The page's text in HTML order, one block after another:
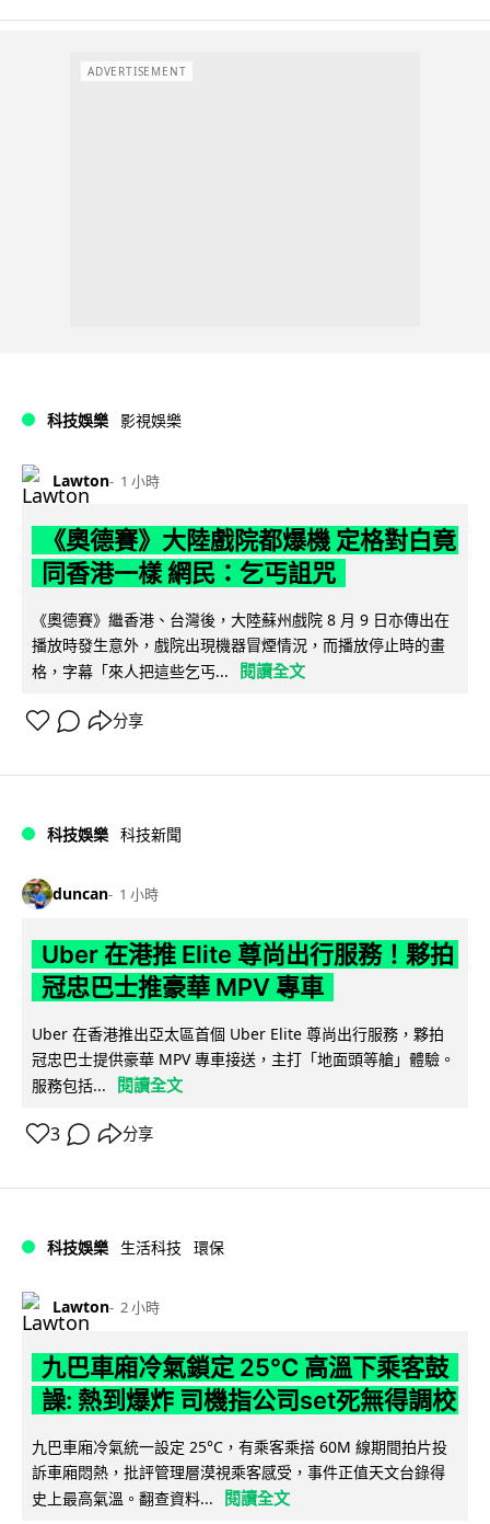
ADVERTISEMENT
科技娛樂 影視娛樂
Lawton 1 小時
《奧德賽》大陸戲院都爆機 定格對白竟
同香港一樣 網民：乞丐詛咒
《奧德賽》繼香港、台灣後，大陸蘇州戲院 8 月 9 日亦傳出在
播放時發生意外，戲院出現機器冒煙情況，而播放停止時的畫
格，字幕「來人把這些乞丐...
閱讀全文
分享
科技娛樂 科技新聞
duncan 1 小時
Uber 在港推 Elite 尊尚出行服務！夥拍
冠忠巴士推豪華 MPV 專車
Uber 在香港推出亞太區首個 Uber Elite 尊尚出行服務，夥拍
冠忠巴士提供豪華 MPV 專車接送，主打「地面頭等艙」體驗。
服務包括...
閱讀全文
3 分享
科技娛樂 生活科技 環保
Lawton 2 小時
九巴車廂冷氣鎖定 25°C 高溫下乘客鼓
譟: 熱到爆炸 司機指公司set死無得調校
九巴車廂冷氣統一設定 25°C，有乘客乘搭 60M 線期間拍片投
訴車廂悶熱，批評管理層漠視乘客感受，事件正值天文台錄得
史上最高氣溫。翻查資料...
閱讀全文